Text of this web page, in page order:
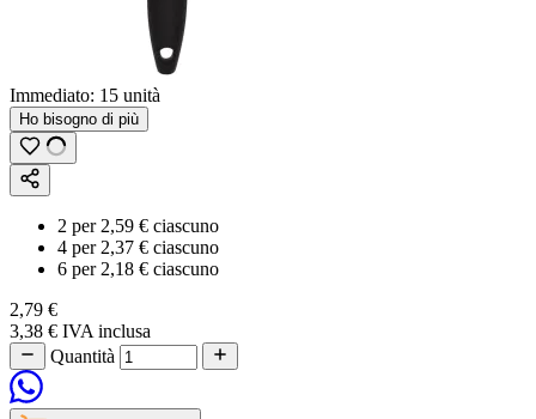
Immediato: 15 unità
Ho bisogno di più
2 per 2,59 € ciascuno
4 per 2,37 € ciascuno
6 per 2,18 € ciascuno
2,79 €
3,38 € IVA inclusa
Quantità